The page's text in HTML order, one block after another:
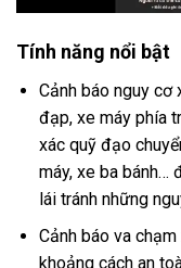
Tính năng nổi bật
Cảnh báo nguy
đạp, xe máy phía
xác quỹ đạo
máy, xe ba bánh…
lái tránh những
Cảnh báo va
khoảng cách an